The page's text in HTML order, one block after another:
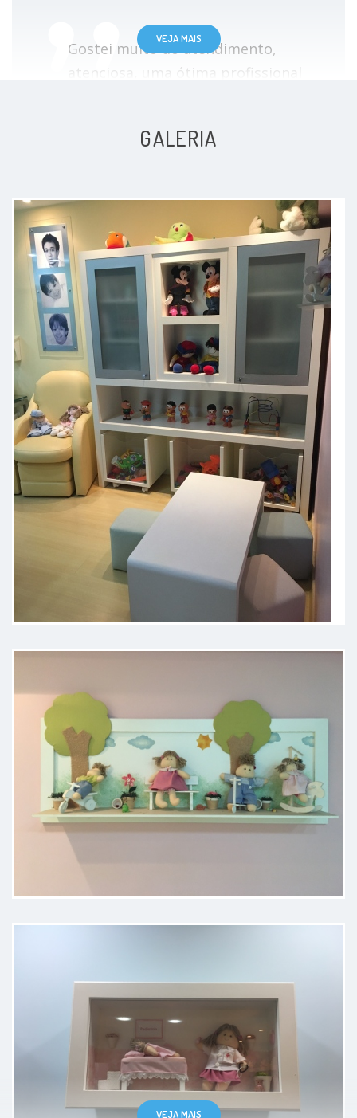
Gostei muito do atendimento,
atenciosa, uma ótima profissional
Muito feliz em sentir empatia
vindo da Doutora com meus filhos!!
Deus abençoe. Que continue assim.
Nós mães, nos sentimos aliviadas.
Paciente
Maravilhosa, ótima consulta. Minha
filha ficou muito a vontade com ela.
Paciente
Excelente profissional e super
humana muito atenciosa
Paciente
VEJA MAIS
GALERIA
VEJA MAIS